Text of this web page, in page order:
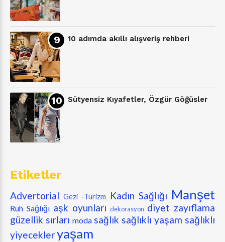
10 adımda akıllı alışveriş rehberi
Sütyensiz Kıyafetler, Özgür Göğüsler
Etiketler
Advertorial Gezi -Turizm Kadın Sağlığı Manşet
Ruh Sağlığı aşk oyunları dekorasyon diyet zayıflama
güzellik sırları moda sağlık sağlıklı yaşam sağlıklı
yiyecekleryaşam